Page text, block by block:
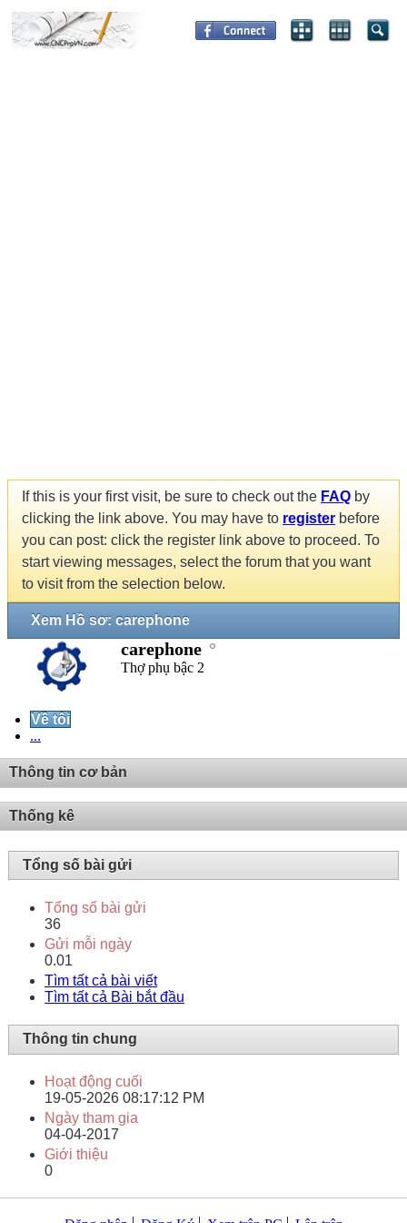
If this is your first visit, be sure to check out the FAQ by
clicking the link above. You may have to register before
you can post: click the register link above to proceed. To
start viewing messages, select the forum that you want
to visit from the selection below.
Xem Hồ sơ: carephone
carephone
Thợ phụ bậc 2
Về tôi
...
Thông tin cơ bản
Thống kê
Tổng số bài gửi
Tổng số bài gửi
36
Gửi mỗi ngày
0.01
Tìm tất cả bài viết
Tìm tất cả Bài bắt đầu
Thông tin chung
Hoạt động cuối
19-05-2026 08:17:12 PM
Ngày tham gia
04-04-2017
Giới thiệu
0